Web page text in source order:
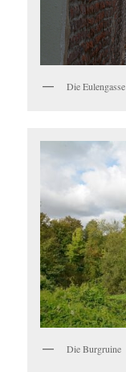
Die Eulengasse
Die Burgruine